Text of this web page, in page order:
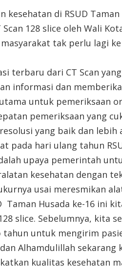
kesehatan di RSUD
128 slice oleh Wali
tak perlu lagi
terbaru dari CT Scan
informasi dan
untuk pemeriksaan
pemeriksaan yang
yang baik dan lebih
pada hari ulang tahun
upaya pemerintah
kesehatan dengan
usai meresmikan
Taman Husada ke-16 ini
slice. Sebelumnya, kita
untuk mengirim
Alhamdulillah sekarang
kualitas kesehatan